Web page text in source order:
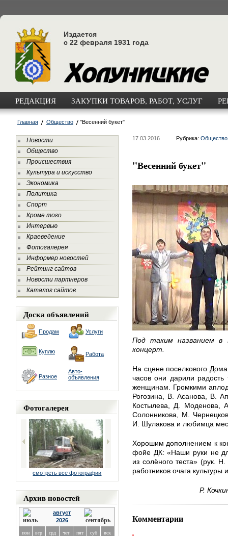
Издается
с 22 февраля 1931 года
РЕДАКЦИЯ ЗАКУПКИ ТОВАРОВ, РАБОТ, УСЛУГ
Главная Общество "Весенний букет"
Новости
Общество
Происшествия
Культура и искусство
Экономика
Политика
Спорт
Кроме того
Интервью
Краеведение
Фотогалерея
Информер новостей
Рейтинг сайтов
Новости партнеров
Каталог сайтов
Доска объявлений
Продам Услуги
Куплю Работа
Разное
Авто-
объявления
Фотогалерея
смотреть все фотографии
Архив новостей
август
2026
пон втр срд чет пят суб вск
17.03.2016 Рубрика: Общество
"Весенний букет"
Под таким названием в
концерт.
На сцене поселкового
часов они дарили
женщинам. Громкими
Рогозина, В. Асанова, В.
Костылева, Д. Моденова,
Солонникова, М.
И. Шулакова и любимца
Хорошим дополнением к
фойе ДК: «Наши руки не
из солёного теста» (рук.
работников очага культуры
Р.
Комментарии